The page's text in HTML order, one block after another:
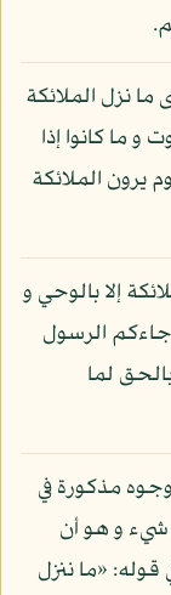
ما نزل الملائكة
ما كانوا إذا
يرون الملائكة
إلا بالوحي و
الرسول
بالحق لما
مذكورة في
و هو أن
«ما ننزل